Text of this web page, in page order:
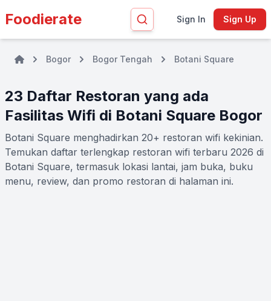
Foodierate Sign In Sign Up
Bogor Bogor Tengah Botani Square
23 Daftar Restoran yang ada
Fasilitas Wifi di Botani Square Bogor
Botani Square menghadirkan 20+ restoran wifi kekinian.
Temukan daftar terlengkap restoran wifi terbaru 2026 di
Botani Square, termasuk lokasi lantai, jam buka, buku
menu, review, dan promo restoran di halaman ini.